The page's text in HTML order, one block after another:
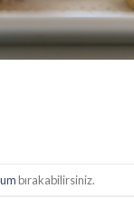
bırakabilirsiniz.